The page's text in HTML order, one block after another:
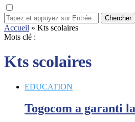
Chercher
Accueil » Kts scolaires
Mots clé :
Kts scolaires
EDUCATION
Togocom a garanti